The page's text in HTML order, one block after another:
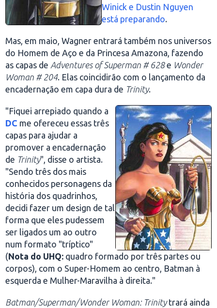
Winick e Dustin Nguyen
está preparando.
Mas, em maio, Wagner entrará também nos universos
do Homem de Aço e da Princesa Amazona, fazendo
as capas de Adventures of Superman # 628e Wonder
Woman # 204. Elas coincidirão com o lançamento da
encadernação em capa dura de Trinity.
"Fiquei arrepiado quando a
DC me ofereceu essas três
capas para ajudar a
promover a encadernação
de Trinity", disse o artista.
"Sendo três dos mais
conhecidos personagens da
história dos quadrinhos,
decidi fazer um design de tal
forma que eles pudessem
ser ligados um ao outro
num formato "tríptico"
(Nota do UHQ: quadro formado por três partes ou
corpos), com o Super-Homem ao centro, Batman à
esquerda e Mulher-Maravilha à direita."
Batman/Superman/Wonder Woman: Trinitytrará ainda